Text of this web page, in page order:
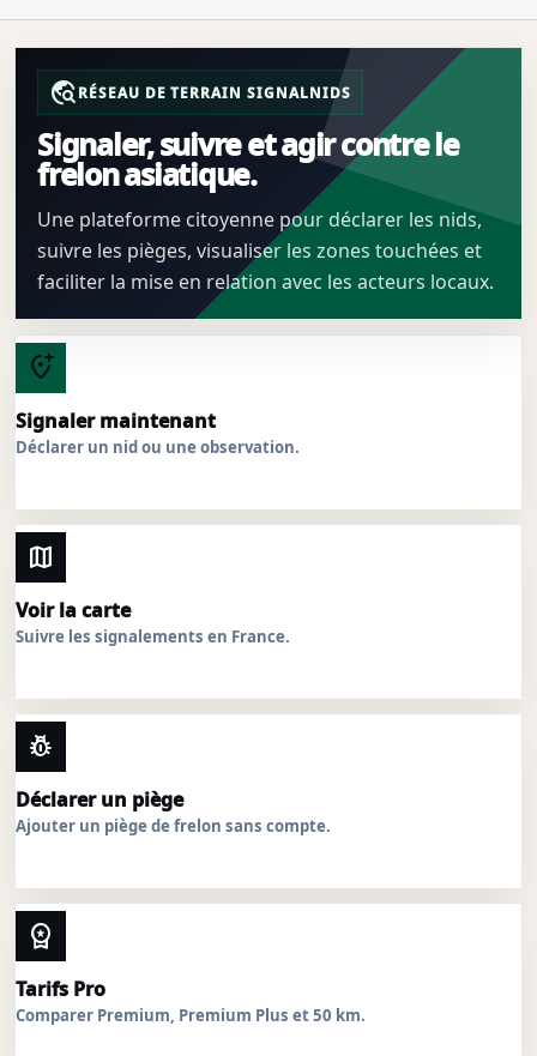
travel_exploreRÉSEAU DE TERRAIN SIGNALNIDS
Signaler, suivre et agir contre le
frelon asiatique.
Une plateforme citoyenne pour déclarer les nids,
suivre les pièges, visualiser les zones touchées et
faciliter la mise en relation avec les acteurs locaux.
add_location_alt
Signaler maintenant
Déclarer un nid ou une observation.
map
Voir la carte
Suivre les signalements en France.
pest_control
Déclarer un piège
Ajouter un piège de frelon sans compte.
workspace_premium
Tarifs Pro
Comparer Premium, Premium Plus et 50 km.